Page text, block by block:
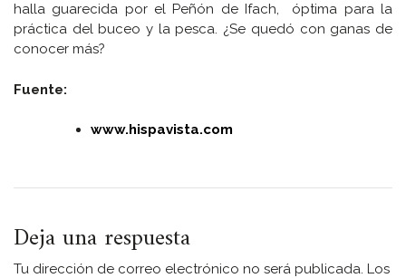
halla guarecida por el Peñón de Ifach, óptima para la
práctica del buceo y la pesca. ¿Se quedó con ganas de
conocer más?
Fuente:
www.hispavista.com
Deja una respuesta
Tu dirección de correo electrónico no será publicada. Los